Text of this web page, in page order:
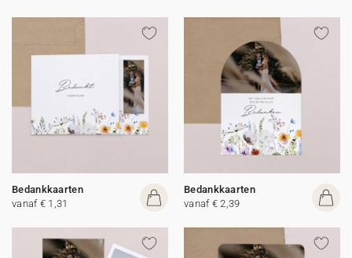
Bedankkaarten
vanaf € 1,31
Bedankkaarten
vanaf € 2,39